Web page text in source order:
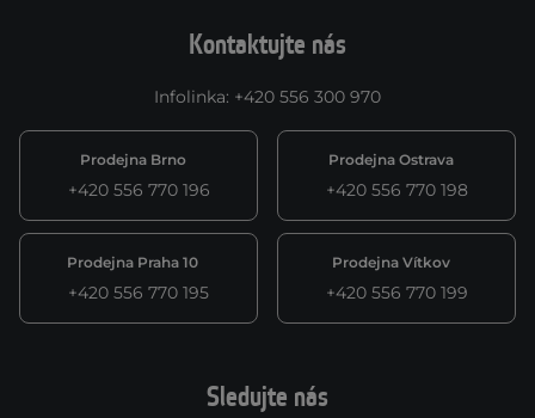
Kontaktujte nás
Infolinka: +420 556 300 970
Prodejna Brno
+420 556 770 196
Prodejna Ostrava
+420 556 770 198
Prodejna Praha 10
+420 556 770 195
Prodejna Vítkov
+420 556 770 199
Sledujte nás